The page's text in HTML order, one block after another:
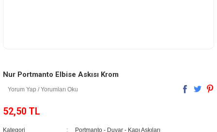
Nur Portmanto Elbise Askısı Krom
Yorum Yap / Yorumları Oku
52,50 TL
Kategori
Portmanto - Duvar - Kapı Askıları